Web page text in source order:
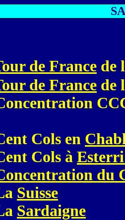
de France de
de France de
Cols en
Cols à
du
Suisse
Sardaigne